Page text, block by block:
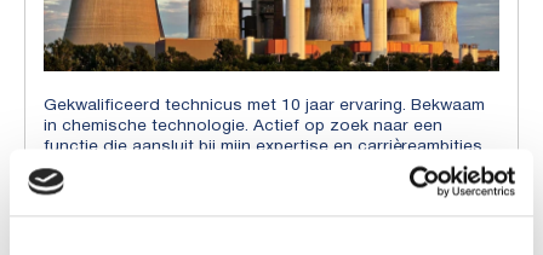
Gekwalificeerd technicus met 10 jaar ervaring. Bekwaam
in chemische technologie. Actief op zoek naar een
functie die aansluit bij mijn expertise en carrièreambities.
Lees meer